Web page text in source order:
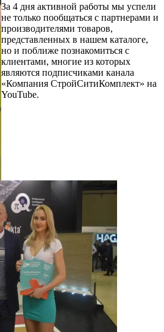
За 4 дня активной работы мы успели
не только пообщаться с партнерами и
производителями товаров,
представленных в нашем каталоге,
но и поближе познакомиться с
клиентами, многие из которых
являются подписчиками канала
«Компания СтройСитиКомплект» на
YouTube.